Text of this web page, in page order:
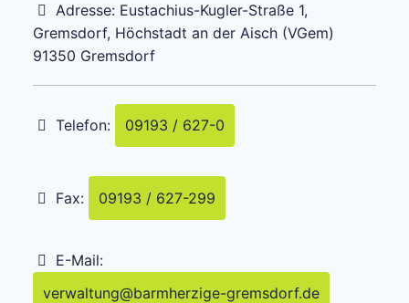
Adresse: Eustachius-Kugler-Straße 1,
Gremsdorf, Höchstadt an der Aisch (VGem)
91350 Gremsdorf
Telefon: 09193 / 627-0
Fax: 09193 / 627-299
E-Mail:
verwaltung@barmherzige-gremsdorf.de